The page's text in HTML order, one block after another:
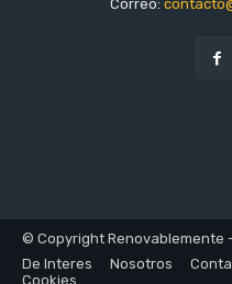
Correo:
© Copyright Renovablemente
De Interes
Nosotros
Cookies